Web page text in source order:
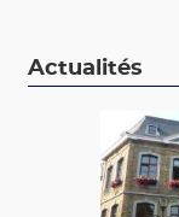
Actualités